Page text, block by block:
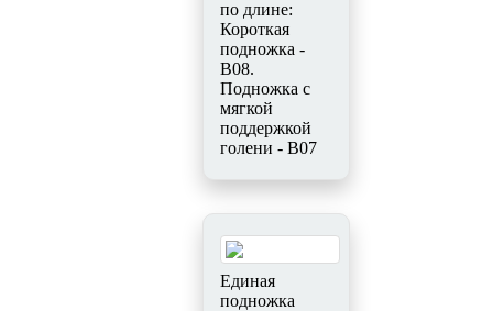
по длине:
Короткая
подножка -
B08.
Подножка с
мягкой
поддержкой
голени - В07
Единая
подножка